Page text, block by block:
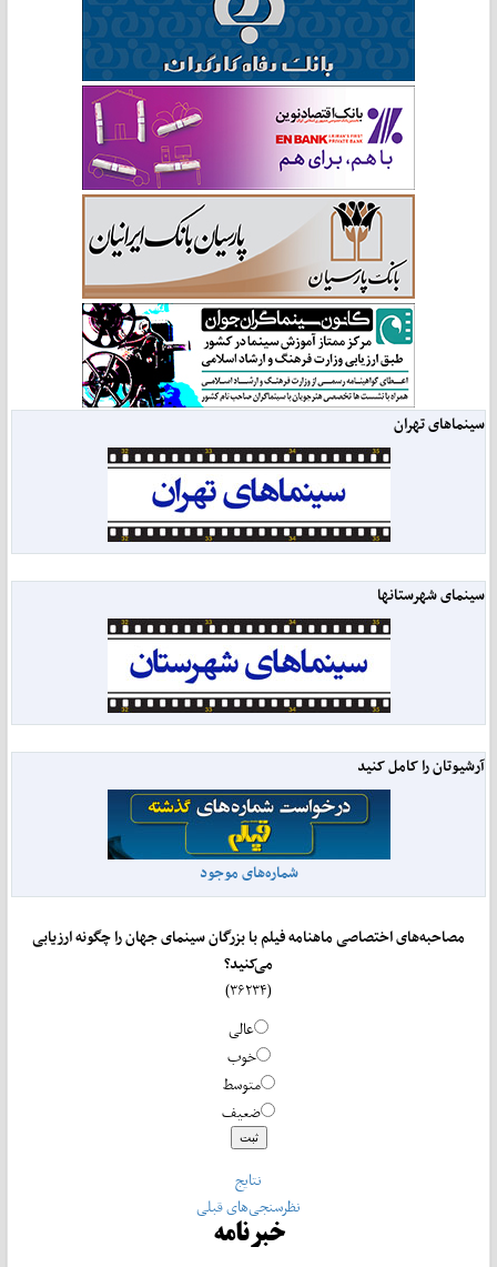
سینماهای تهران
سینمای شهرستانها
آرشیوتان را کامل کنید
شماره‌های موجود
مصاحبه‌های اختصاصی ماهنامه فیلم با بزرگان سینمای جهان را چگونه ارزیابی
می‌کنید؟
عالی
خوب
متوسط
ضعیف
نتایج
نظرسنجی‌های قبلی
خبرنامه